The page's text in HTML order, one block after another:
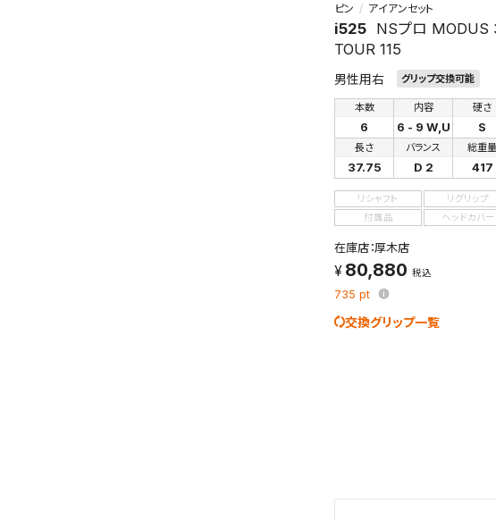
ピン アイアンセット
i525
NSプロ MODUS
TOUR 115
男性用右 グリップ交換可能
本数
6
内容
6 - 9 W,U
硬さ
S
長さ
37.75
バランス
D 2
総重量
417
リシャフト
リグリップ
付属品
ヘッドカバー
在庫店：厚木店
80,880 税込
735 pt
交換グリップ一覧
新着通知
新着通知を「する」にす
のアカウント内の「お知ら
保存された検索条件は
条件を変更したい場合は
検索条件を保存しました。
これまで保存した検索条